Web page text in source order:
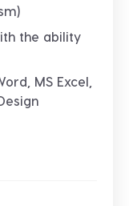
the ability
MS Excel,